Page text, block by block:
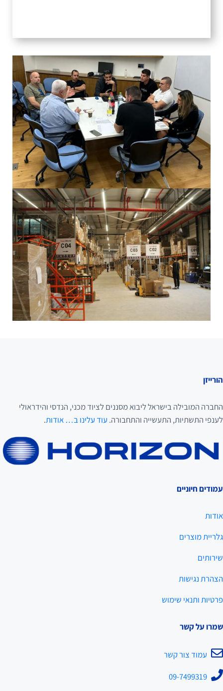
הורייזן
החברה המובילה בישראל ליבוא מסננים לציוד מכני, הנדסי והידראולי
לענפי התשתיות, התעשייה והתחבורה. עוד עלינו ב… אודות.
עמודים חיוניים
אודות
גלריית מוצרים
שירותים
הצהרת נגישות
פרטיות ותנאי שימוש
שמרו על קשר
עמוד צור קשר
09-7499319